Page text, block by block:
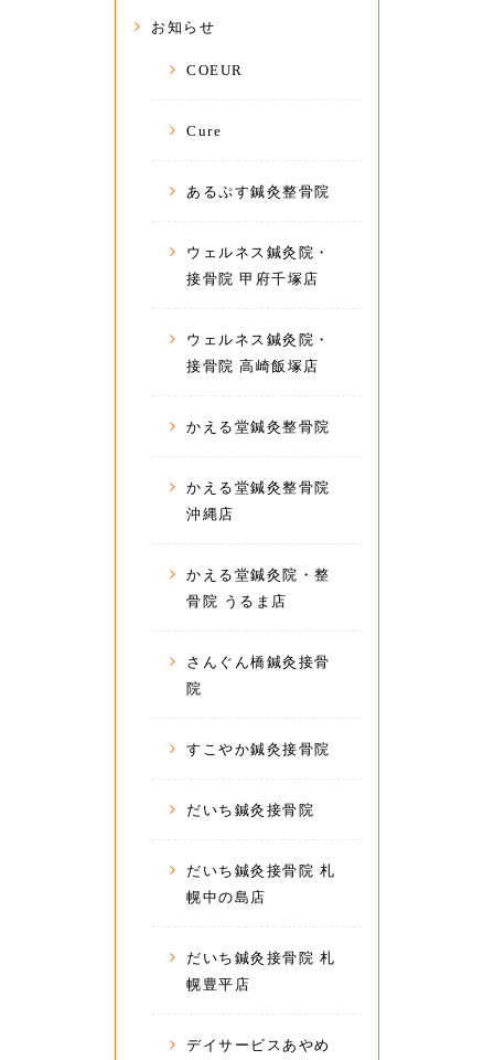
お知らせ
COEUR
Cure
あるぷす鍼灸整骨院
ウェルネス鍼灸院・
接骨院 甲府千塚店
ウェルネス鍼灸院・
接骨院 高崎飯塚店
かえる堂鍼灸整骨院
かえる堂鍼灸整骨院
沖縄店
かえる堂鍼灸院・整
骨院 うるま店
さんぐん橋鍼灸接骨
院
すこやか鍼灸接骨院
だいち鍼灸接骨院
だいち鍼灸接骨院 札
幌中の島店
だいち鍼灸接骨院 札
幌豊平店
デイサービスあやめ